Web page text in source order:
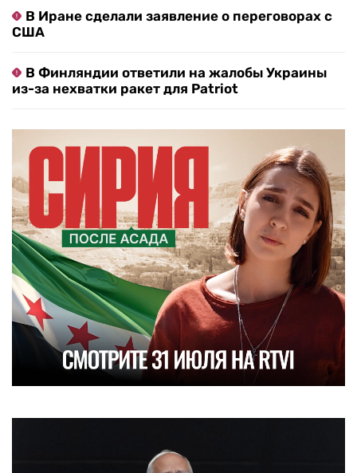
В Иране сделали заявление о переговорах с
США
В Финляндии ответили на жалобы Украины
из-за нехватки ракет для Patriot